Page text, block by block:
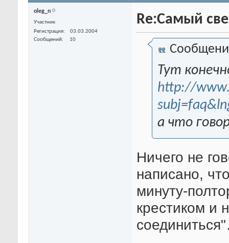
oleg_n
Участник
Регистрация
03.03.2004
Сообщений
10
Re:Самый
Тут
http://
а что
Ничего не
написано,
минуту-
крестиком и